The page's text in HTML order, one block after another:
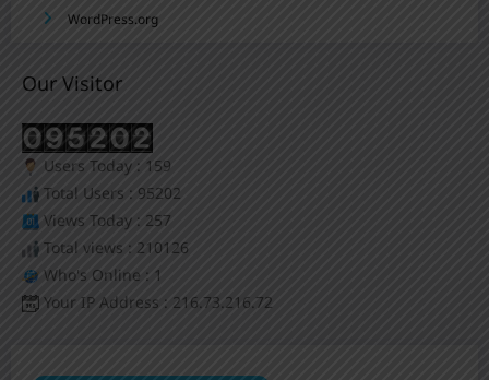
WordPress.org
Our Visitor
Users Today : 159
Total Users : 95202
Views Today : 257
Total views : 210126
Who's Online : 1
Your IP Address : 216.73.216.72